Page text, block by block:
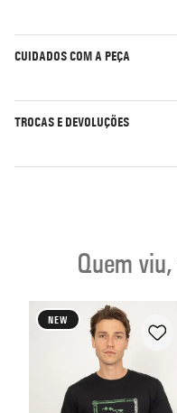
CUIDADOS COM A PEÇA
TROCAS E DEVOLUÇÕES
Quem
NEW